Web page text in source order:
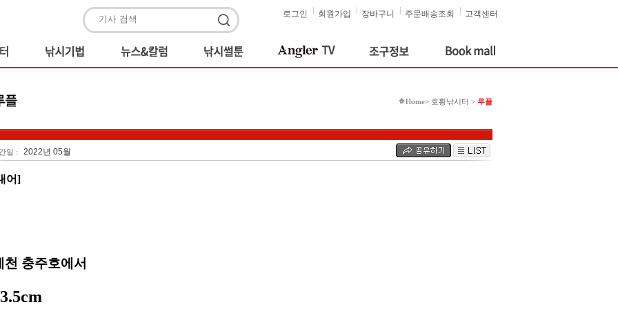
고객센터
주문배송조회
장바구니
회원가입
로그인
Home> 호황낚시터 > 루플
일 : 2022년 05월